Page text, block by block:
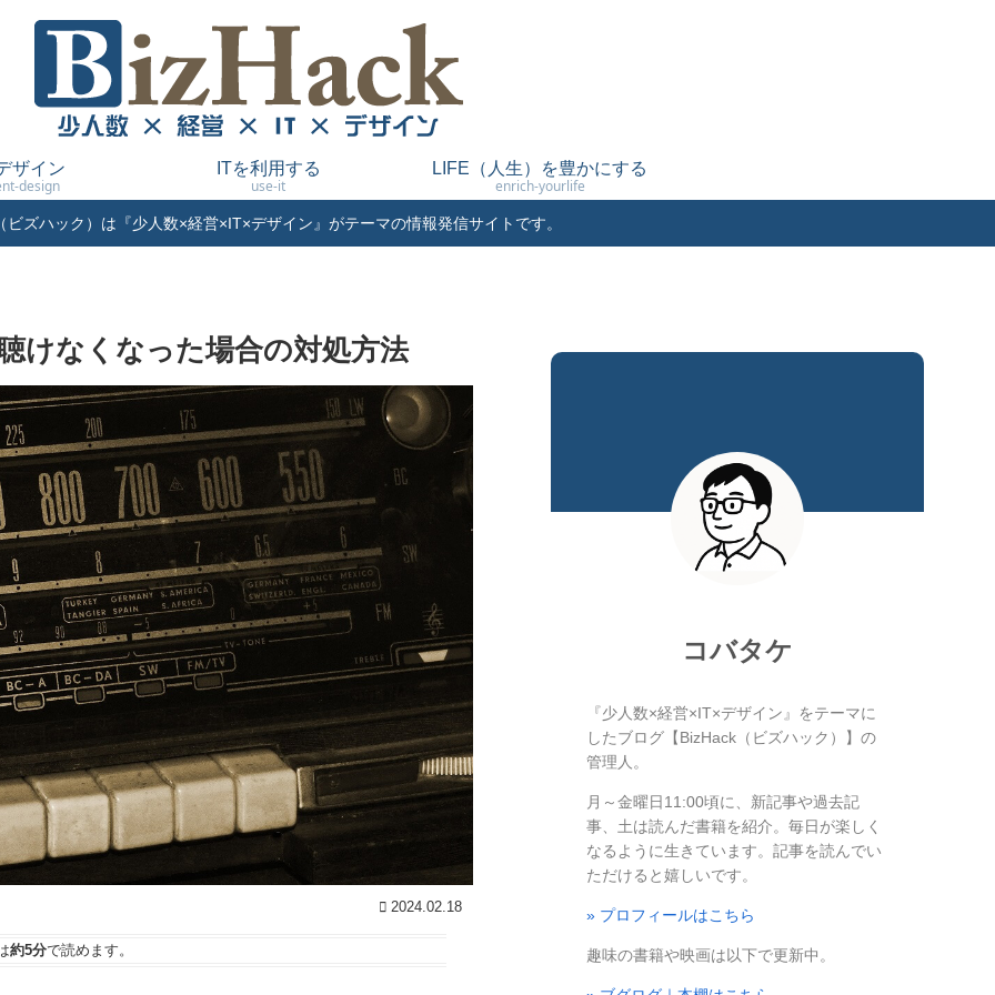
ザイン
design
ITを利用する
use-it
LIFE（人生）を豊かにする
enrich-yourlife
ビズハック）は『少人数×経営×IT×デザイン』がテーマの情報発信サイトです。
けなくなった場合の対処方法
2024.02.18
約5分で読めます。
コバタケ
『少人数×経営×IT×デザイン』をテーマに
したブログ【BizHack（ビズハック）】の
管理人。
月～金曜日11:00頃に、新記事や過去記
事、土は読んだ書籍を紹介。毎日が楽しく
なるように生きています。記事を読んでい
ただけると嬉しいです。
» プロフィールはこちら
趣味の書籍や映画は以下で更新中。